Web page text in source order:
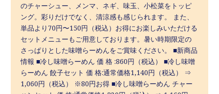
のチャーシュー、メンマ、ネギ、味玉、小松菜をトッピ
ング。彩りだけでなく、清涼感も感じられます。 また、
単品より70円〜150円（税込）お得にお楽しみいただける
セットメニューもご用意しております。暑い時期限定の
さっぱりとした味噌らーめんをご賞味ください。 ■新商品
情報 ■冷し味噌らーめん 価 格 :860円（税込） ■冷し味噌
らーめん 餃子セット 価 格:通常価格1,140円（税込） ⇒
1,060円（税込） ※80円お得 ■冷し味噌らーめん チャー